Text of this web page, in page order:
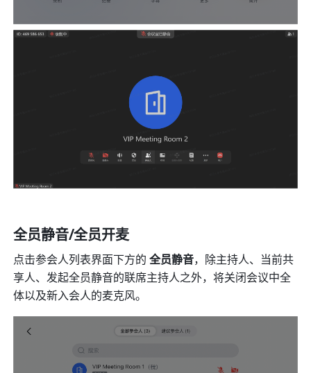
全员静音/全员开麦
点击参会人列表界面下方的 全员静音，除主持人、当前共
享人、发起全员静音的联席主持人之外，将关闭会议中全
体以及新入会人的麦克风。